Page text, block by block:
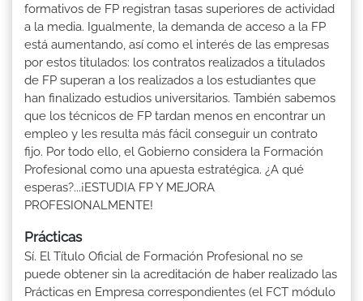
formativos de FP registran tasas superiores de actividad
a la media. Igualmente, la demanda de acceso a la FP
está aumentando, así como el interés de las empresas
por estos titulados: los contratos realizados a titulados
de FP superan a los realizados a los estudiantes que
han finalizado estudios universitarios. También sabemos
que los técnicos de FP tardan menos en encontrar un
empleo y les resulta más fácil conseguir un contrato
fijo. Por todo ello, el Gobierno considera la Formación
Profesional como una apuesta estratégica. ¿A qué
esperas?...¡ESTUDIA FP Y MEJORA
PROFESIONALMENTE!
Prácticas
Sí. El Título Oficial de Formación Profesional no se
puede obtener sin la acreditación de haber realizado las
Prácticas en Empresa correspondientes (el FCT módulo